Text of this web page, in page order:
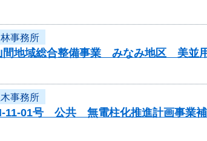
事務所
間地域総合整備事業 みなみ地区 美並
事務所
11-01号 公共 無電柱化推進計画事業